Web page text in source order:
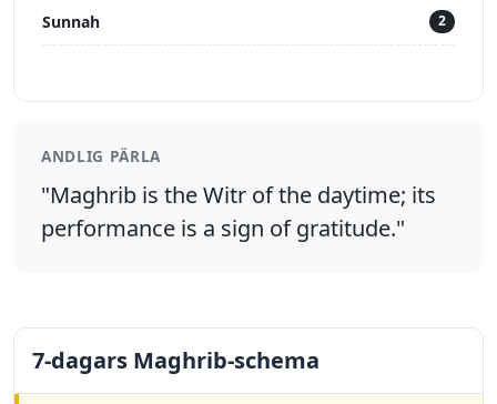
Sunnah 2
ANDLIG PÄRLA
"Maghrib is the Witr of the daytime; its
performance is a sign of gratitude."
7-dagars Maghrib-schema